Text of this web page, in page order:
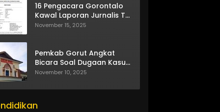
16 Pengacara Gorontalo
Kawal Laporan Jurnalis TV
One
November 15, 2025
Pemkab Gorut Angkat
Bicara Soal Dugaan Kasus
Asusila Oknum ASN
November 10, 2025